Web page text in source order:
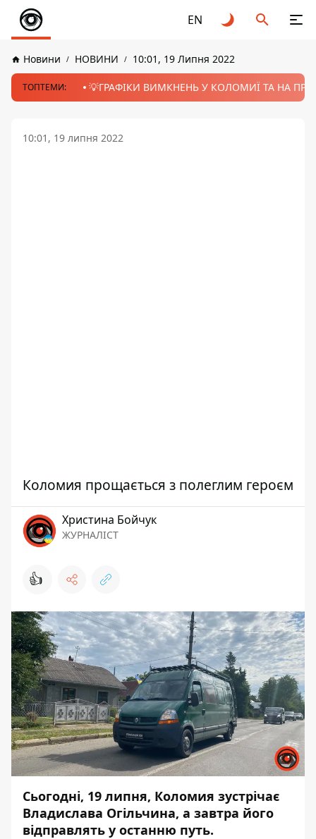
EN
Новини НОВИНИ 10:01, 19 Липня 2022
ТОПТЕМИ: 💡ГРАФІКИ ВИМКНЕНЬ У КОЛОМИЇ ТА НА
10:01, 19 липня 2022
Коломия прощається з полеглим героєм
Христина Бойчук
ЖУРНАЛІСТ
👍
Сьогодні, 19 липня, Коломия зустрічає
Владислава Огільчина, а завтра його
відправлять у останню путь.